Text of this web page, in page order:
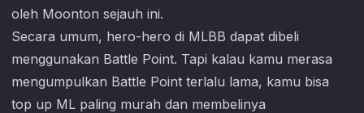
oleh Moonton sejauh ini.
Secara umum, hero-hero di MLBB dapat dibeli
menggunakan Battle Point. Tapi kalau kamu merasa
mengumpulkan Battle Point terlalu lama, kamu bisa
top up ML paling murah dan membelinya